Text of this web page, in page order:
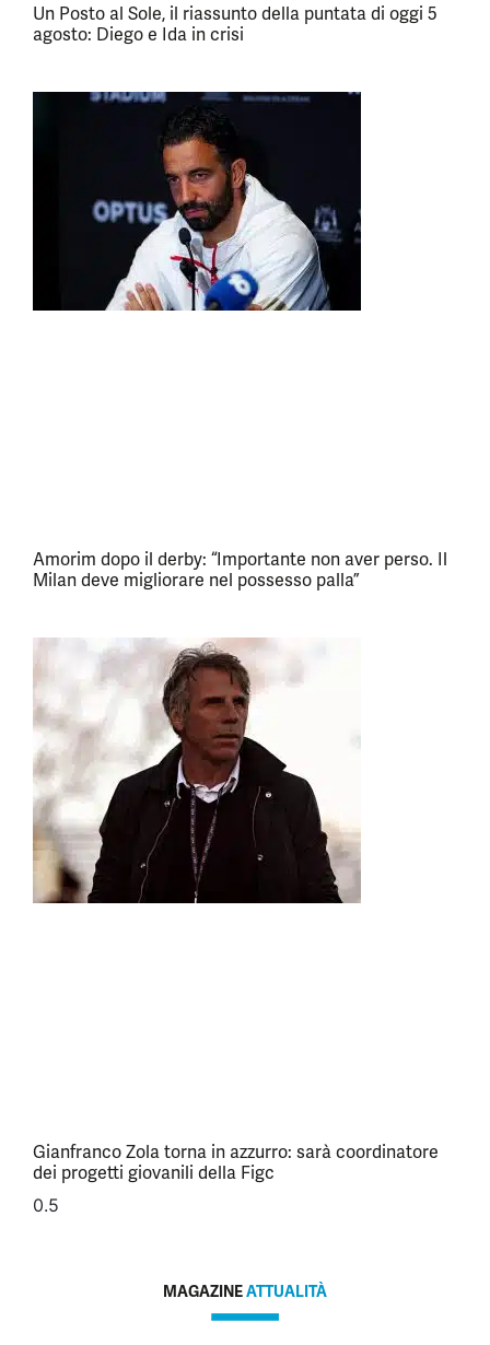
Un Posto al Sole, il riassunto della puntata di oggi 5
agosto: Diego e Ida in crisi
Amorim dopo il derby: “Importante non aver perso. Il
Milan deve migliorare nel possesso palla”
Gianfranco Zola torna in azzurro: sarà coordinatore
dei progetti giovanili della Figc
MAGAZINEATTUALITÀ